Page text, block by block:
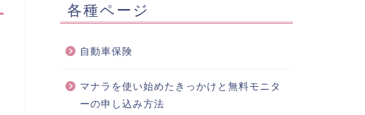
各種ページ
自動車保険
マナラを使い始めたきっかけと無料モニタ
ーの申し込み方法